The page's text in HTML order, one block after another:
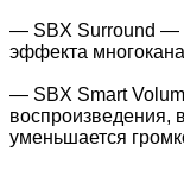
— SBX Surround —
эффекта
— SBX Smart
воспроизведения,
уменьшается